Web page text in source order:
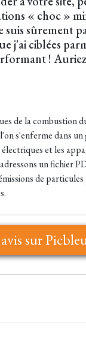
« choc »
sûrement
j'ai ciblées
!
de la combustion
s'enferme dans
et les
un fichier
de
sur